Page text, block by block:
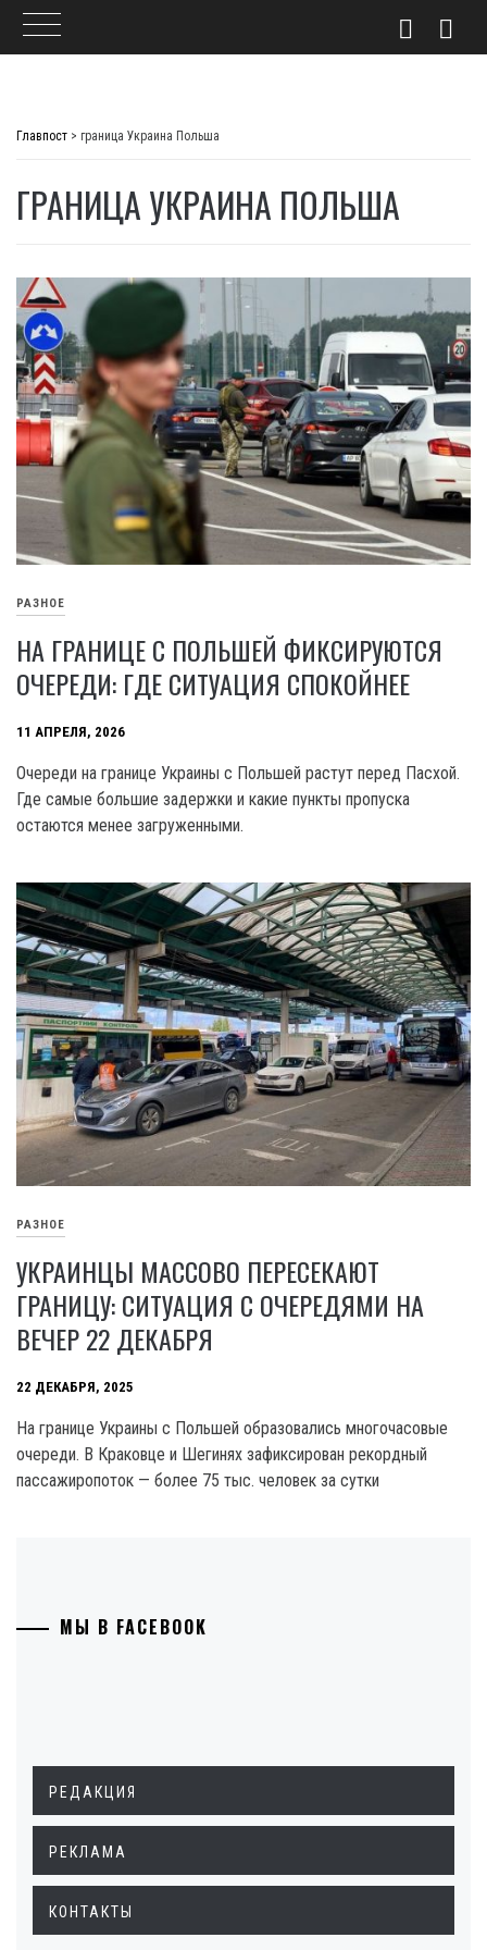
Главпост > граница Украина Польша
ГРАНИЦА УКРАИНА ПОЛЬША
РАЗНОЕ
НА ГРАНИЦЕ С ПОЛЬШЕЙ ФИКСИРУЮТСЯ
ОЧЕРЕДИ: ГДЕ СИТУАЦИЯ СПОКОЙНЕЕ
11 АПРЕЛЯ, 2026
Очереди на границе Украины с Польшей растут перед Пасхой.
Где самые большие задержки и какие пункты пропуска
остаются менее загруженными.
РАЗНОЕ
УКРАИНЦЫ МАССОВО ПЕРЕСЕКАЮТ
ГРАНИЦУ: СИТУАЦИЯ С ОЧЕРЕДЯМИ НА
ВЕЧЕР 22 ДЕКАБРЯ
22 ДЕКАБРЯ, 2025
На границе Украины с Польшей образовались многочасовые
очереди. В Краковце и Шегинях зафиксирован рекордный
пассажиропоток — более 75 тыс. человек за сутки
МЫ В FACEBOOK
РЕДАКЦИЯ
РЕКЛАМА
КОНТАКТЫ